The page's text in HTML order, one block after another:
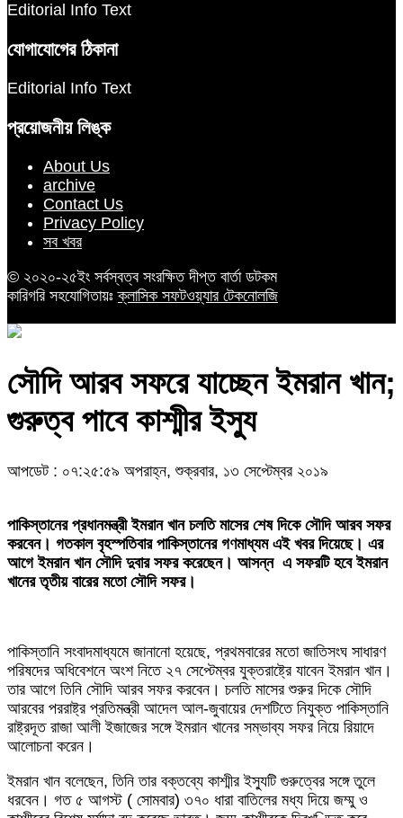
Editorial Info Text
যোগাযোগের ঠিকানা
Editorial Info Text
প্রয়োজনীয় লিঙ্ক
About Us
archive
Contact Us
Privacy Policy
সব খবর
© ২০২০-২৫ইং সর্বস্বত্ব সংরক্ষিত দীপ্ত বার্তা ডটকম
কারিগরি সহযোগিতায়ঃক্লাসিক সফটওয়্যার টেকনোলজি
সৌদি আরব সফরে যাচ্ছেন ইমরান খান;
গুরুত্ব পাবে কাশ্মীর ইস্যু
আপডেট : ০৭:২৫:৫৯ অপরাহ্ন, শুক্রবার, ১৩ সেপ্টেম্বর ২০১৯
পাকিস্তানের প্রধানমন্ত্রী ইমরান খান চলতি মাসের শেষ দিকে সৌদি আরব সফর
করবেন। গতকাল বৃহস্পতিবার পাকিস্তানের গণমাধ্যম এই খবর দিয়েছে। এর
আগে ইমরান খান সৌদি দুবার সফর করেছেন। আসন্ন এ সফরটি হবে ইমরান
খানের তৃতীয় বারের মতো সৌদি সফর।
পাকিস্তানি সংবাদমাধ্যমে জানানো হয়েছে, প্রথমবারের মতো জাতিসংঘ সাধারণ
পরিষদের অধিবেশনে অংশ নিতে ২৭ সেপ্টেম্বর যুক্তরাষ্ট্রে যাবেন ইমরান খান।
তার আগে তিনি সৌদি আরব সফর করবেন। চলতি মাসের শুরুর দিকে সৌদি
আরবের পররাষ্ট্র প্রতিমন্ত্রী আদেল আল-জুবায়ের দেশটিতে নিযুক্ত পাকিস্তানি
রাষ্ট্রদূত রাজা আলী ইজাজের সঙ্গে ইমরান খানের সম্ভাব্য সফর নিয়ে রিয়াদে
আলোচনা করেন।
ইমরান খান বলেছেন, তিনি তার বক্তব্যে কাশ্মীর ইস্যুটি গুরুত্বের সঙ্গে তুলে
ধরবেন। গত ৫ আগস্ট ( সোমবার) ৩৭০ ধারা বাতিলের মধ্য দিয়ে জম্মু ও